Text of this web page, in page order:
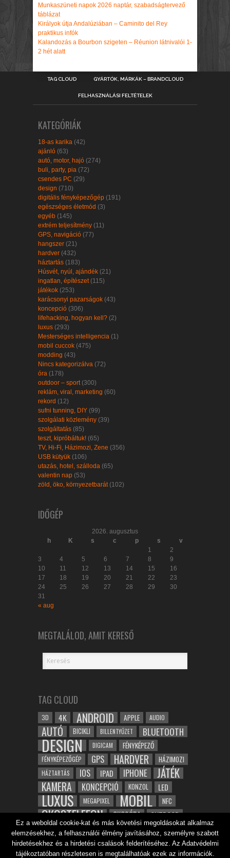
Munkaszüneti napok 2026 naptár, szabadságtervező
táblázat
Királyok útja Andalúziában – Caminito del Rey
praktikus infók
Kalandozás a Bourbon szigeten – Réunion látnivalói 1-
2 hét alatt
TAG CLOUD GYÁRTÓK, MÁRKÁK – BRANDCLOUD
FELHASZNÁLÁSI FELTÉTELEK
KATEGÓRIÁK
18-as karika (42)
ajánló (63)
autó, motor, hajó (274)
buli, party, pia (72)
csendes PC (29)
design (710)
digitális fényképezőgép (191)
egészséges életmód (3)
egyéb (145)
extrém teljesítmény (11)
GPS, navigáció (77)
hangszer (21)
hardver (432)
háztartás (183)
Húsvét, nyúl, ajándék (21)
ingatlan, építészet (115)
játékok (253)
karácsonyi pazarságok (43)
koncepció (306)
lifehacking, hogyan kell? (2)
luxus (293)
Mesterséges intelligencia (1)
mobil cuccok (475)
modding (43)
Nincs kategorizálva (72)
óra (178)
outdoor – sport (300)
reklám, viral, marketing (60)
rekord (12)
sufni tunning, DIY (99)
szolgálati közlemény (39)
szolgáltatás (85)
teszt, kipróbáltuk! (65)
TV, Hi-Fi, Házimozi, Zene (356)
USB kütyük (106)
utazás, hotel, szálloda (65)
valentin nap (53)
zöld, öko, környezetbarát (102)
IDŐGÉP
2026. augusztus
h
K s c p s
v
1
2
3
4 5 6 7 8
9
10
11 12 13 14 15
16
17
18 19 20 21 22
23
24
25 26 27 28 29
30
31
« aug
MEGTALÁLOD, AMIT KERESŐ
TAG CLOUD
3D 4K ANDROID APPLE AUDIO
AUTÓ BICIKLI BILLENTYŰZET BLUETOOTH
DESIGN DIGICAM FÉNYKÉPEZŐ
FÉNYKÉPEZŐGÉP GPS HARDVER HÁZIMOZI
HÁZTARTÁS IOS IPAD IPHONE JÁTÉK
KAMERA KONCEPCIÓ KONZOL LED
LUXUS MEGAPIXEL MOBIL NFC
OKOSTELEFON OKOSÓRA OUTDOOR
ROBOT SAMSUNG SPORT TABLET
TESZT VIDEÓ VÍZÁLLÓ WIFI ZENE ZÖLD
Ez a weboldal cookie-kat és más követési megoldásokat alkalmaz
elemzésekhez, a felhasználói élmény javításához, személyre szabott
hirdetésekhez és a hirdetési csalások felderítéséhez. Az Adatvédelmi
tájékoztatóban részletesen is megtalálhatóak ezek az információk.